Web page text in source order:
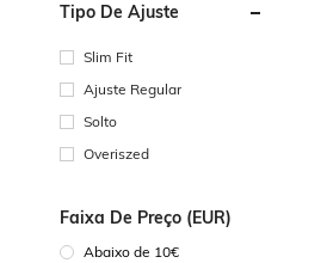
Tipo De Ajuste
Slim Fit
Ajuste Regular
Solto
Overiszed
Faixa De Preço (EUR)
Abaixo de 10€